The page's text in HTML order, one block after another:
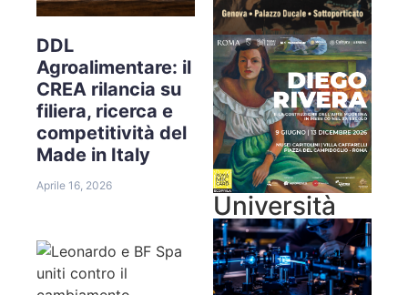
DDL
Agroalimentare: il
CREA rilancia su
filiera, ricerca e
competitività del
Made in Italy
Aprile 16, 2026
Università